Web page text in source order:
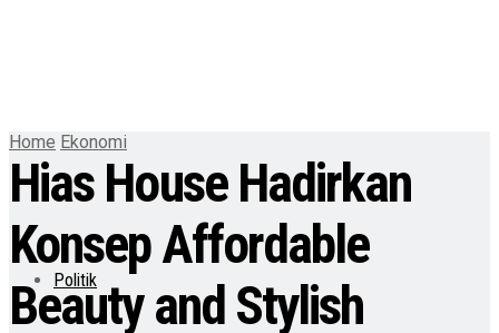
Politik
Home Ekonomi
Hias House Hadirkan
Konsep Affordable
Beauty and Stylish